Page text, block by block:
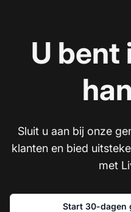
U bent
Sluit u aan bij onze
klanten en bied
met
Start 30-dagen